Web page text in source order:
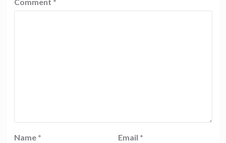
Name * Email *